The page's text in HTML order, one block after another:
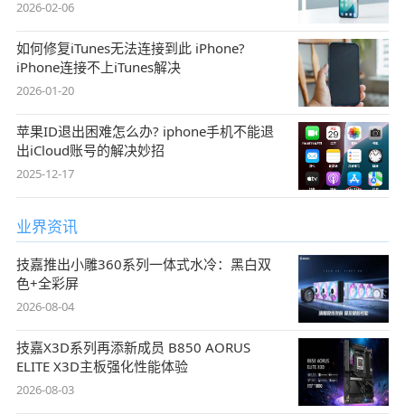
2026-02-06
如何修复iTunes无法连接到此 iPhone?
iPhone连接不上iTunes解决
2026-01-20
苹果ID退出困难怎么办? iphone手机不能退
出iCloud账号的解决妙招
2025-12-17
业界资讯
技嘉推出小雕360系列一体式水冷：黑白双
色+全彩屏
2026-08-04
技嘉X3D系列再添新成员 B850 AORUS
ELITE X3D主板强化性能体验
2026-08-03